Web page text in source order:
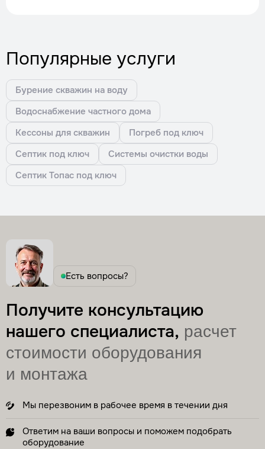
Популярные услуги
Бурение скважин на воду
Водоснабжение частного дома
Кессоны для скважин
Погреб под ключ
Септик под ключ
Системы очистки воды
Септик Топас под ключ
Есть вопросы?
Получите консультацию
нашего специалиста, расчет
стоимости оборудования
и монтажа
Мы перезвоним в рабочее время в течении дня
Ответим на ваши вопросы и поможем подобрать
оборудование